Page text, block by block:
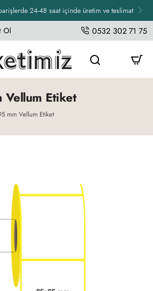
24-48 saat içinde üretim ve teslimat
Ol 0532 302 71 75
Etiket
mm Vellum Etiket